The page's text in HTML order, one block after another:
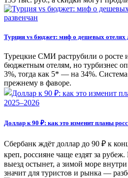
Турция vs бюджет: миф о дешевых отелях
Турецкие СМИ раструбили о росте
бюджетным отелям, но турбизнес
3%, тогда как 5* — на 34%.
прежнему в фаворе.
Доллар к 90 ₽: как это изменит планы
Сбербанк ждёт доллар до 90 ₽ к
креп, россияне чаще ездят за
выезд остынет, а зимой море
значит для туристов и рынка —